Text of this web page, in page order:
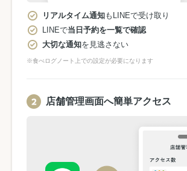
リアルタイム通知もLINEで受け取り
LINEで当日予約を一覧で確認
大切な通知を見逃さない
※食べログノート上での設定が必要になります
店舗管理画面へ簡単アクセス